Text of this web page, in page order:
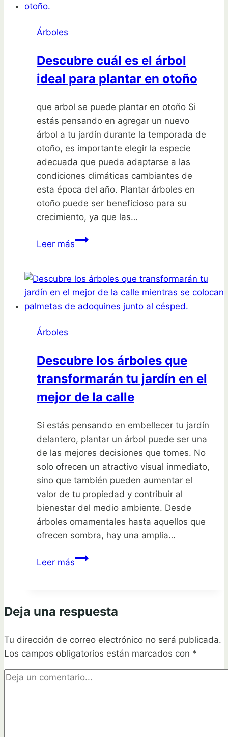
transformará
tu
¡No
querrás
perdértelo!
Árboles
Descubre cuál es el árbol
ideal para plantar en otoño
que arbol se puede plantar en otoño Si
estás pensando en agregar un nuevo
árbol a tu jardín durante la temporada de
otoño, es importante elegir la especie
adecuada que pueda adaptarse a las
condiciones climáticas cambiantes de
esta época del año. Plantar árboles en
otoño puede ser beneficioso para su
crecimiento, ya que las…
Leer másDescubre
el
árbol
ideal
otoño
Árboles
Descubre los árboles que
transformarán tu jardín en el
mejor de la calle
Si estás pensando en embellecer tu jardín
delantero, plantar un árbol puede ser una
de las mejores decisiones que tomes. No
solo ofrecen un atractivo visual inmediato,
sino que también pueden aumentar el
valor de tu propiedad y contribuir al
bienestar del medio ambiente. Desde
árboles ornamentales hasta aquellos que
ofrecen sombra, hay una amplia…
Leer másDescubre
transformarán
jardín
en
el
mejor
Deja una respuesta
Tu dirección de correo electrónico no será publicada.
Los campos obligatorios están marcados con *